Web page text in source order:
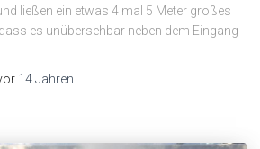
ließen ein etwas 4 mal 5 Meter großes
es unübersehbar neben dem Eingang
14 Jahren